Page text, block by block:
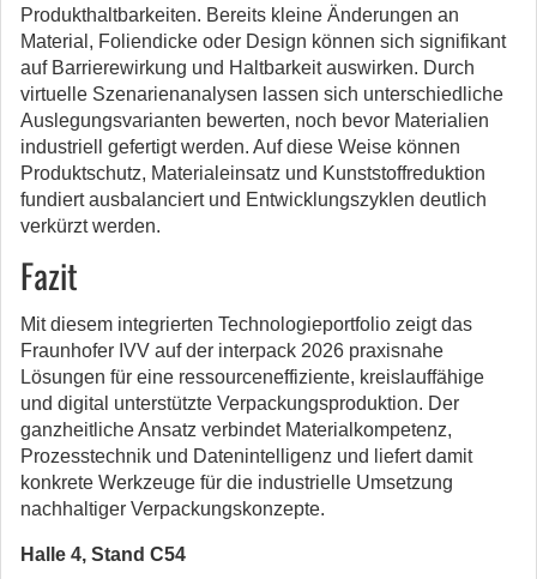
Produkthaltbarkeiten. Bereits kleine Änderungen an
Material, Foliendicke oder Design können sich signifikant
auf Barrierewirkung und Haltbarkeit auswirken. Durch
virtuelle Szenarienanalysen lassen sich unterschiedliche
Auslegungsvarianten bewerten, noch bevor Materialien
industriell gefertigt werden. Auf diese Weise können
Produktschutz, Materialeinsatz und Kunststoffreduktion
fundiert ausbalanciert und Entwicklungszyklen deutlich
verkürzt werden.
Fazit
Mit diesem integrierten Technologieportfolio zeigt das
Fraunhofer IVV auf der interpack 2026 praxisnahe
Lösungen für eine ressourceneffiziente, kreislauffähige
und digital unterstützte Verpackungsproduktion. Der
ganzheitliche Ansatz verbindet Materialkompetenz,
Prozesstechnik und Datenintelligenz und liefert damit
konkrete Werkzeuge für die industrielle Umsetzung
nachhaltiger Verpackungskonzepte.
Halle 4, Stand C54